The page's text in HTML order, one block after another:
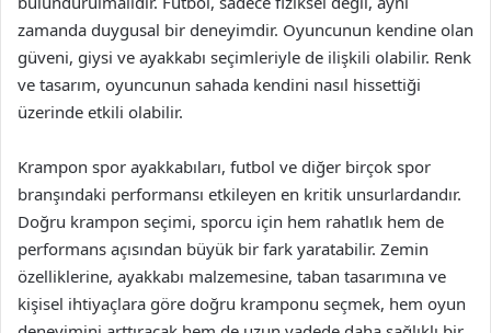
zamanda duygusal bir deneyimdir. Oyuncunun kendine olan
güveni, giysi ve ayakkabı seçimleriyle de ilişkili olabilir. Renk
ve tasarım, oyuncunun sahada kendini nasıl hissettiği
üzerinde etkili olabilir.
Krampon spor ayakkabıları, futbol ve diğer birçok spor
branşındaki performansı etkileyen en kritik unsurlardandır.
Doğru krampon seçimi, sporcu için hem rahatlık hem de
performans açısından büyük bir fark yaratabilir. Zemin
özelliklerine, ayakkabı malzemesine, taban tasarımına ve
kişisel ihtiyaçlara göre doğru kramponu seçmek, hem oyun